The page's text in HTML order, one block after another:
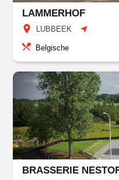
LAMMERHOF
LUBBEEK
Belgische
BRASSERIE